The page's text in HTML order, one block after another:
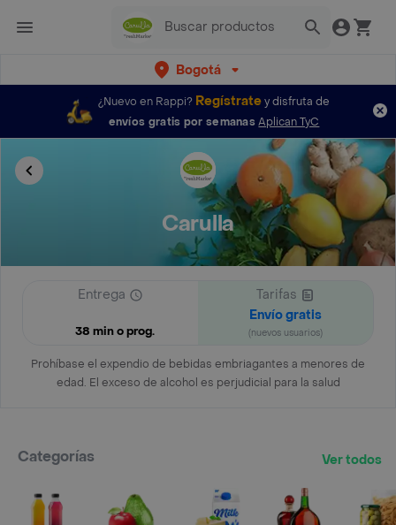
Bogotá
¿Nuevo en Rappi? Regístratey disfruta de
envíos gratis por semanas Aplican TyC
Carulla
Entrega
38 min o prog.
Tarifas
Envío gratis
(nuevos usuarios)
Prohíbase el expendio de bebidas embriagantes a menores de
edad. El exceso de alcohol es perjudicial para la salud
Categorías Ver todos